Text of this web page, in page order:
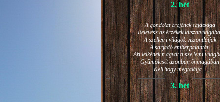
2. hét
A gondolat erejének sajátsága
Belevész az érzékek
A szellemi világok viszontlátják
A sarjadó emberpalántát,
Aki lelkének magvát a szellemi
Gyümölcsét azonban önmagában
Kell hogy megtalálja.
3. hét